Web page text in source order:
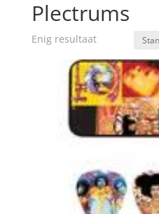
Plectrums
Enig resultaat